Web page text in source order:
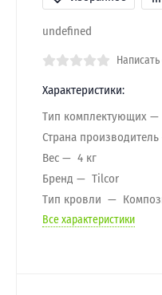
undefined
Характеристики:
Тип комплектующих
Страна производитель
Вес
4 кг
Бренд
Tilcor
Тип кровли
Все характеристики